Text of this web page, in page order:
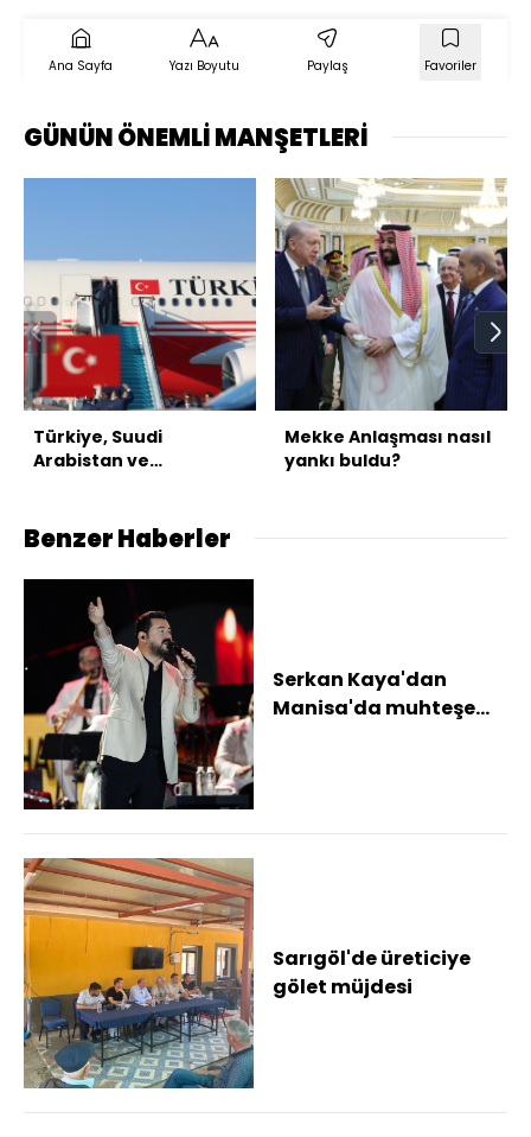
Ana Sayfa Yazı Boyutu Paylaş Favoriler
GÜNÜN ÖNEMLİ MANŞETLERİ
Türkiye, Suudi
Arabistan ve
Mekke Anlaşması nasıl
yankı buldu?
Benzer Haberler
Serkan Kaya'dan
Manisa'da muhteşem
Sarıgöl'de üreticiye
gölet müjdesi